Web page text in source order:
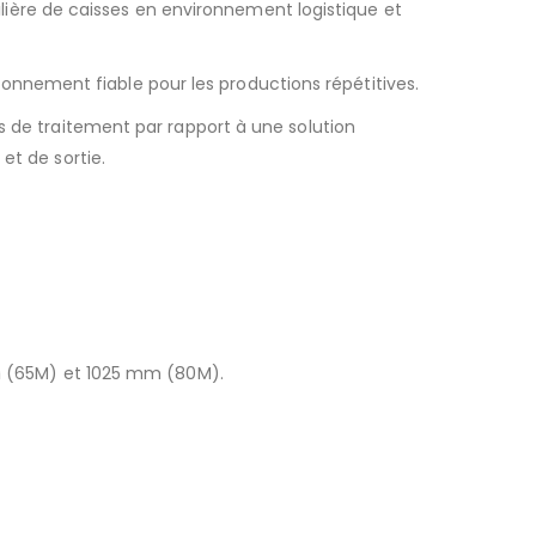
de caisses en environnement logistique et
fiable pour les productions répétitives.
de traitement par rapport à une solution
de sortie.
et 1025 mm (80M).